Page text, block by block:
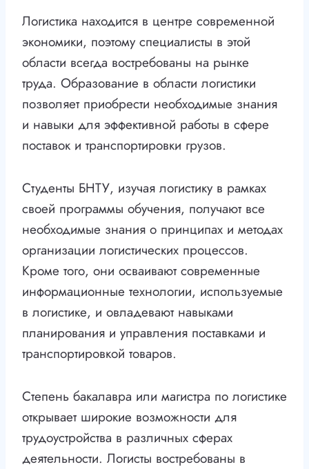
Логистика находится в центре современной
экономики, поэтому специалисты в этой
области всегда востребованы на рынке
труда. Образование в области логистики
позволяет приобрести необходимые знания
и навыки для эффективной работы в сфере
поставок и транспортировки грузов.
Студенты БНТУ, изучая логистику в рамках
своей программы обучения, получают все
необходимые знания о принципах и методах
организации логистических процессов.
Кроме того, они осваивают современные
информационные технологии, используемые
в логистике, и овладевают навыками
планирования и управления поставками и
транспортировкой товаров.
Степень бакалавра или магистра по логистике
открывает широкие возможности для
трудоустройства в различных сферах
деятельности. Логисты востребованы в